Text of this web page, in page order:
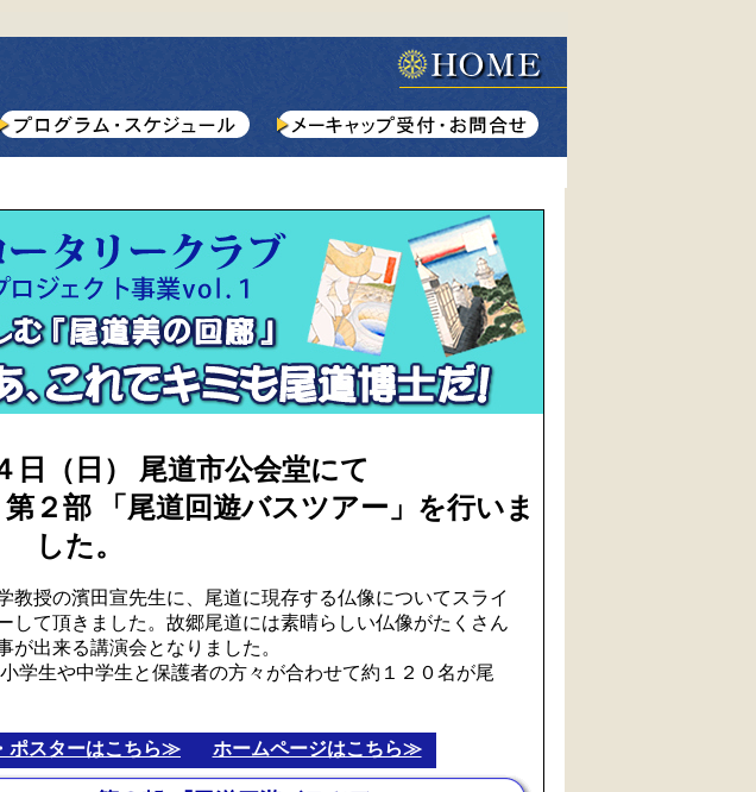
日（日） 尾道市公会堂にて
２部 「尾道回遊バスツアー」を行いま
した。
授の濱田宣先生に、尾道に現存する仏像についてスライ
して頂きました。故郷尾道には素晴らしい仏像がたくさん
出来る講演会となりました。
生や中学生と保護者の方々が合わせて約１２０名が尾
ポスターはこちら≫ ホームページはこちら≫